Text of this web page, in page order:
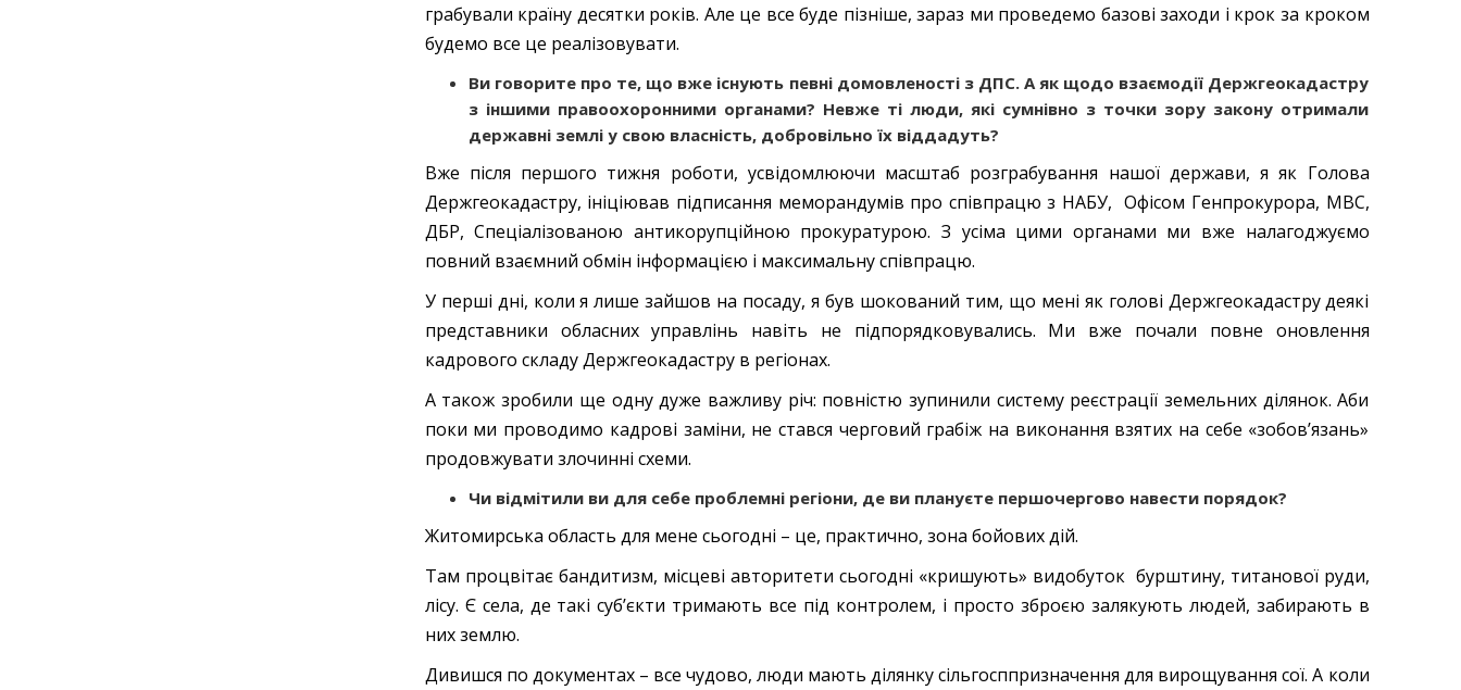
грабували країну десятки років. Але це все буде пізніше, зараз ми проведемо базові заходи і крок за кроком
будемо все це реалізовувати.
Ви говорите про те, що вже існують певні домовленості з ДПС. А як щодо взаємодії Держгеокадастру
з іншими правоохоронними органами? Невже ті люди, які сумнівно з точки зору закону отримали
державні землі у свою власність, добровільно їх віддадуть?
Вже після першого тижня роботи, усвідомлюючи масштаб розграбування нашої держави, я як Голова
Держгеокадастру, ініціював підписання меморандумів про співпрацю з НАБУ, Офісом Генпрокурора, МВС,
ДБР, Спеціалізованою антикорупційною прокуратурою. З усіма цими органами ми вже налагоджуємо
повний взаємний обмін інформацією і максимальну співпрацю.
У перші дні, коли я лише зайшов на посаду, я був шокований тим, що мені як голові Держгеокадастру деякі
представники обласних управлінь навіть не підпорядковувались. Ми вже почали повне оновлення
кадрового складу Держгеокадастру в регіонах.
А також зробили ще одну дуже важливу річ: повністю зупинили систему реєстрації земельних ділянок. Аби
поки ми проводимо кадрові заміни, не стався черговий грабіж на виконання взятих на себе «зобов’язань»
продовжувати злочинні схеми.
Чи відмітили ви для себе проблемні регіони, де ви плануєте першочергово навести порядок?
Житомирська область для мене сьогодні – це, практично, зона бойових дій.
Там процвітає бандитизм, місцеві авторитети сьогодні «кришують» видобуток бурштину, титанової руди,
лісу. Є села, де такі суб’єкти тримають все під контролем, і просто зброєю залякують людей, забирають в
них землю.
Дивишся по документах – все чудово, люди мають ділянку сільгосппризначення для вирощування сої. А коли